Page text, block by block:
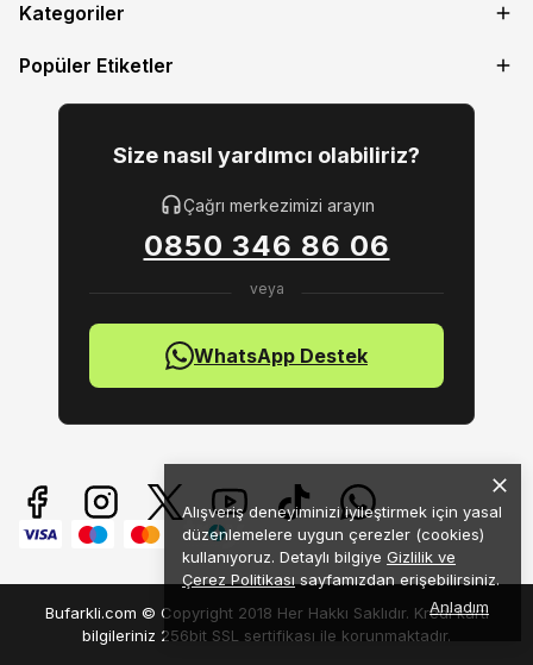
Alışveriş deneyiminizi iyileştirmek için yasal
düzenlemelere uygun çerezler (cookies)
kullanıyoruz. Detaylı bilgiye Gizlilik ve
Çerez Politikası sayfamızdan erişebilirsiniz.
Anladım
Kategoriler
Popüler Etiketler
Size nasıl yardımcı olabiliriz?
Çağrı merkezimizi arayın
0850 346 86 06
WhatsApp Destek
Bufarkli.com © Copyright 2018 Her Hakkı Saklıdır. Kredi kartı
bilgileriniz 256bit SSL sertifikası ile korunmaktadır.